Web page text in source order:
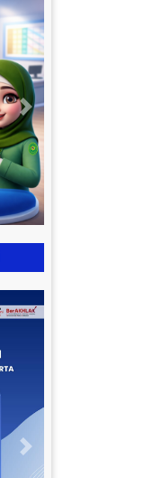
Next
Next